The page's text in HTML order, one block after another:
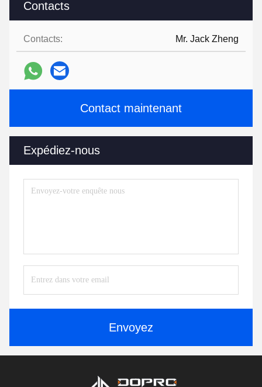
Contacts
Contacts: Mr. Jack Zheng
Contact maintenant
Expédiez-nous
Envoyez